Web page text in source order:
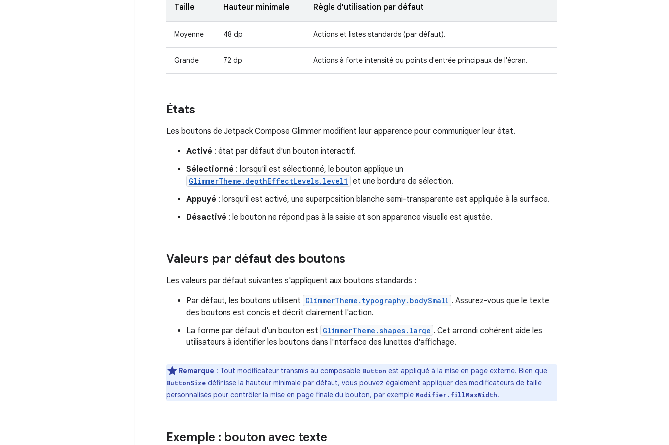
Taille Hauteur minimale Règle d'utilisation par défaut
Moyenne 48 dp Actions et listes standards (par défaut).
Grande 72 dp Actions à forte intensité ou points d'entrée principaux de l'écran.
États
Les boutons de Jetpack Compose Glimmer modifient leur apparence pour communiquer leur état.
Activé : état par défaut d'un bouton interactif.
Sélectionné : lorsqu'il est sélectionné, le bouton applique un
GlimmerTheme.depthEffectLevels.level1
et une bordure de sélection.
Appuyé : lorsqu'il est activé, une superposition blanche semi-transparente est appliquée à la surface.
Désactivé : le bouton ne répond pas à la saisie et son apparence visuelle est ajustée.
Valeurs par défaut des boutons
Les valeurs par défaut suivantes s'appliquent aux boutons standards :
Par défaut, les boutons utilisent GlimmerTheme.typography.bodySmall . Assurez-vous que le texte
des boutons est concis et décrit clairement l'action.
La forme par défaut d'un bouton est GlimmerTheme.shapes.large . Cet arrondi cohérent aide les
utilisateurs à identifier les boutons dans l'interface des lunettes d'affichage.
Remarque : Tout modificateur transmis au composable Button est appliqué à la mise en page externe. Bien que
ButtonSize définisse la hauteur minimale par défaut, vous pouvez également appliquer des modificateurs de taille
personnalisés pour contrôler la mise en page finale du bouton, par exemple Modifier.fillMaxWidth.
Exemple : bouton avec texte